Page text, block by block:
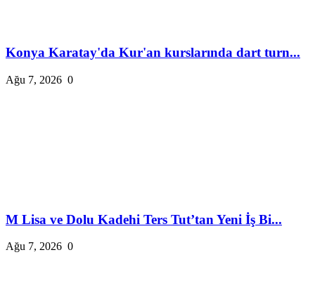
Konya Karatay'da Kur'an kurslarında dart turn...
Ağu 7, 2026 0
M Lisa ve Dolu Kadehi Ters Tut’tan Yeni İş Bi...
Ağu 7, 2026 0